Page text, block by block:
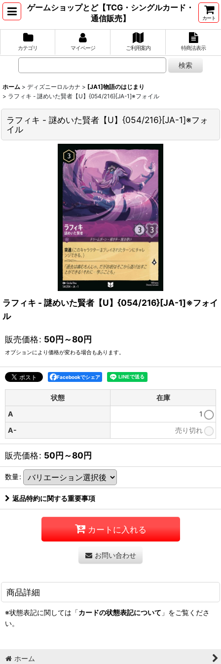
ゲームショップとど【TCG・シングルカード・
通信販売】
カート
カテゴリ マイページ ご利用案内 特商法表示
ホーム > ディズニーロルカナ > [JA1]物語のはじまり
> ラフィキ - 謎めいた賢者【U】{054/216}[JA-1]※フォイル
ラフィキ - 謎めいた賢者【U】{054/216}[JA-1]※フォ
イル
ラフィキ - 謎めいた賢者【U】{054/216}[JA-1]※フォイ
ル
販売価格: 50円～80円
オプションにより価格が変わる場合もあります。
Facebookでシェア
状態
在庫
A
1
A-
売り切れ
販売価格: 50円～80円
数量:
返品特約に関する重要事項
カートに入れる
お問い合わせ
商品詳細
※状態表記に関しては「カードの状態表記について 」をご覧くださ
い。
ホーム